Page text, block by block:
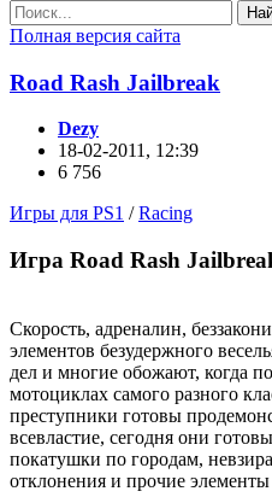
Полная версия сайта
Road Rash Jailbreak
Dezy
18-02-2011, 12:39
6 756
Игры для PS1 /Racing
Игра Road Rash
Скорость, адреналин,
элементов безудержного
дел и многие обожают, когда
мотоциклах самого разного
преступники готовы
всевластие, сегодня они
покатушки по городам,
отклонения и прочие